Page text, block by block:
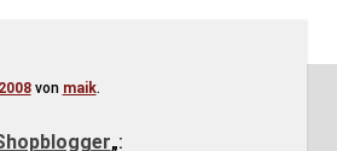
von maik.
„: